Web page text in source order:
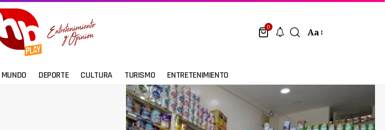
0 Aa
MUNDO DEPORTE CULTURA TURISMO ENTRETENIMIENTO